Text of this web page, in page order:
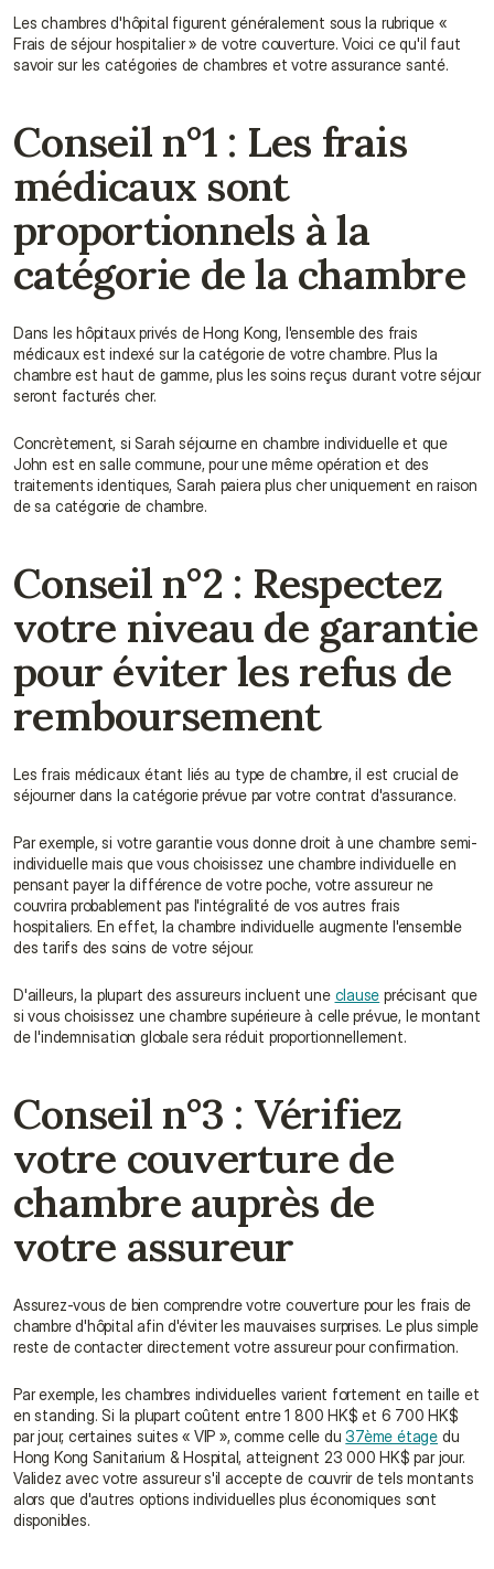
Les chambres d'hôpital figurent généralement sous la rubrique «
Frais de séjour hospitalier » de votre couverture. Voici ce qu'il faut
savoir sur les catégories de chambres et votre assurance santé.
Conseil n°1 : Les frais
médicaux sont
proportionnels à la
catégorie de la chambre
Dans les hôpitaux privés de Hong Kong, l'ensemble des frais
médicaux est indexé sur la catégorie de votre chambre. Plus la
chambre est haut de gamme, plus les soins reçus durant votre séjour
seront facturés cher.
Concrètement, si Sarah séjourne en chambre individuelle et que
John est en salle commune, pour une même opération et des
traitements identiques, Sarah paiera plus cher uniquement en raison
de sa catégorie de chambre.
Conseil n°2 : Respectez
votre niveau de garantie
pour éviter les refus de
remboursement
Les frais médicaux étant liés au type de chambre, il est crucial de
séjourner dans la catégorie prévue par votre contrat d'assurance.
Par exemple, si votre garantie vous donne droit à une chambre semi-
individuelle mais que vous choisissez une chambre individuelle en
pensant payer la différence de votre poche, votre assureur ne
couvrira probablement pas l'intégralité de vos autres frais
hospitaliers. En effet, la chambre individuelle augmente l'ensemble
des tarifs des soins de votre séjour.
D'ailleurs, la plupart des assureurs incluent une clause précisant que
si vous choisissez une chambre supérieure à celle prévue, le montant
de l'indemnisation globale sera réduit proportionnellement.
Conseil n°3 : Vérifiez
votre couverture de
chambre auprès de
votre assureur
Assurez-vous de bien comprendre votre couverture pour les frais de
chambre d'hôpital afin d'éviter les mauvaises surprises. Le plus simple
reste de contacter directement votre assureur pour confirmation.
Par exemple, les chambres individuelles varient fortement en taille et
en standing. Si la plupart coûtent entre 1 800 HK$ et 6 700 HK$
par jour, certaines suites « VIP », comme celle du 37ème étage du
Hong Kong Sanitarium & Hospital, atteignent 23 000 HK$ par jour.
Validez avec votre assureur s'il accepte de couvrir de tels montants
alors que d'autres options individuelles plus économiques sont
disponibles.